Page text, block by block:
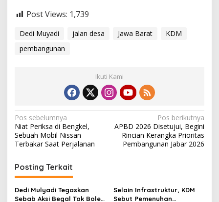
Post Views: 1,739
Dedi Muyadi jalan desa Jawa Barat
KDM
pembangunan
Ikuti Kami
N
a
v
i
g
a
Pos sebelumnya
Niat Periksa di Bengkel,
Sebuah Mobil Nissan
Terbakar Saat Perjalanan
Pos berikutnya
APBD 2026 Disetujui, Begini
Rincian Kerangka Prioritas
Pembangunan Jabar 2026
Posting Terkait
Dedi Mulyadi Tegaskan
Sebab Aksi Begal Tak Boleh
Selain Infrastruktur, KDM
Sebut Pemenuhan